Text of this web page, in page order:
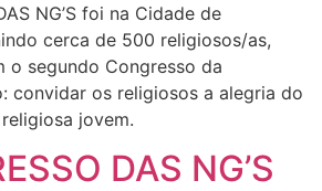
NG’S foi na Cidade de
cerca de 500 religiosos/as,
o segundo Congresso da
convidar os religiosos a alegria do
jovem.
DAS NG’S